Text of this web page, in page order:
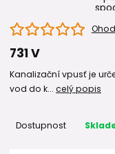
731 V
Kanalizační vpusť je
vod do k... celý popis
Dostupnost